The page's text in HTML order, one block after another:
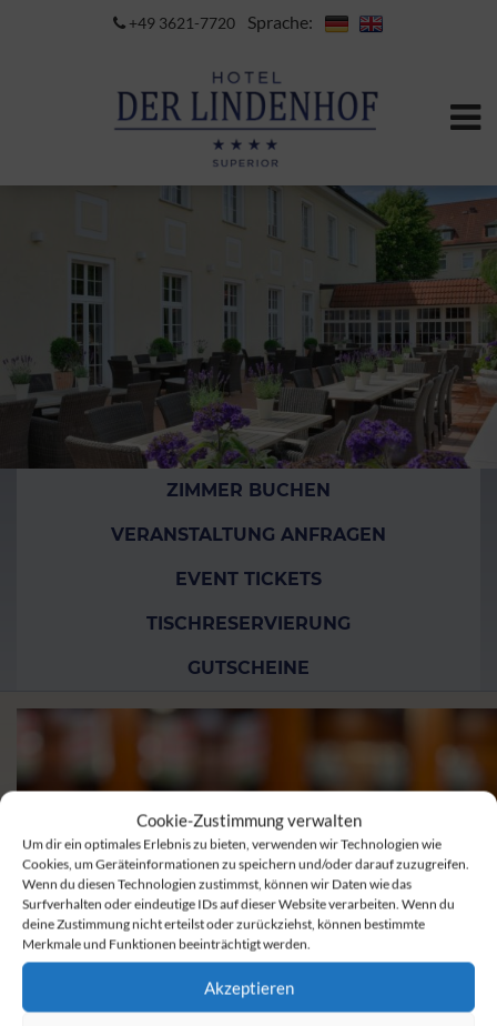
Cookie-Zustimmung verwalten
Um dir ein optimales Erlebnis zu bieten, verwenden wir Technologien wie
Cookies, um Geräteinformationen zu speichern und/oder darauf zuzugreifen.
Wenn du diesen Technologien zustimmst, können wir Daten wie das
Surfverhalten oder eindeutige IDs auf dieser Website verarbeiten. Wenn du
deine Zustimmung nicht erteilst oder zurückziehst, können bestimmte
Merkmale und Funktionen beeinträchtigt werden.
Akzeptieren
+49 3621-7720 Sprache:
ZIMMER BUCHEN
VERANSTALTUNG ANFRAGEN
EVENT TICKETS
TISCHRESERVIERUNG
GUTSCHEINE